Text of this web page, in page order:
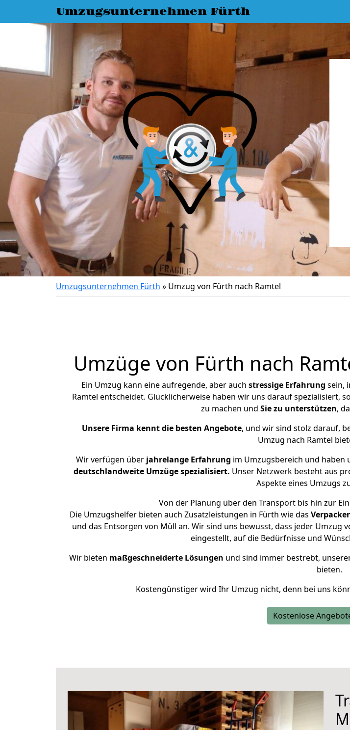
Umzugsunternehmen Fürth
Umzugsunternehmen Fürth » Umzug von Fürth nach Ramtel
Umzüge von Fürth nach
Ein Umzug kann eine aufregende, aber auch stressige Erfahrung sein,
Ramtel entscheidet. Glücklicherweise haben wir uns darauf spezialisiert,
zu machen und Sie zu unterstützen,
Unsere Firma kennt die besten Angebote, und wir sind stolz darauf,
Umzug nach Ramtel
Wir verfügen überjahrelange Erfahrung im Umzugsbereich und haben
deutschlandweite Umzüge spezialisiert. Unser Netzwerk besteht aus
Aspekte eines Umzugs
Von der Planung über den Transport bis hin zur
Die Umzugshelfer bieten auch Zusatzleistungen in Fürth wie das
und das Entsorgen von Müll an. Wir sind uns bewusst, dass jeder
eingestellt, auf die Bedürfnisse und
Wir bieten maßgeschneiderte Lösungen und sind immer bestrebt,
bieten.
Kostengünstiger wird Ihr Umzug nicht, denn bei uns
Kostenlose